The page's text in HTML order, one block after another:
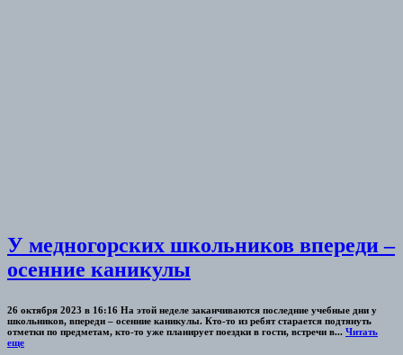
У медногорских школьников впереди –
осенние каникулы
26 октября 2023 в 16:16 На этой неделе заканчиваются последние учебные дни у
школьников, впереди – осенние каникулы. Кто-то из ребят старается подтянуть
отметки по предметам, кто-то уже планирует поездки в гости, встречи в... Читать
еще